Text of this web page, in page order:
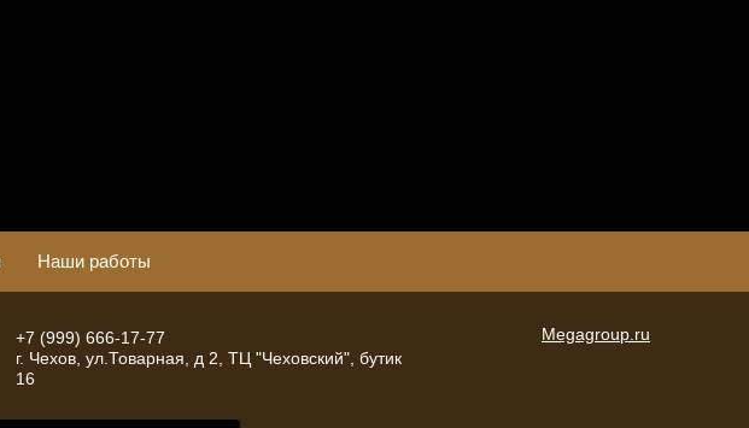
Наши работы
+7 (999) 666-17-77
г. Чехов, ул.Товарная, д 2, ТЦ "Чеховский", бутик
16
Megagroup.ru